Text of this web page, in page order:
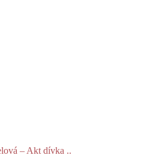
– Akt dívka ..